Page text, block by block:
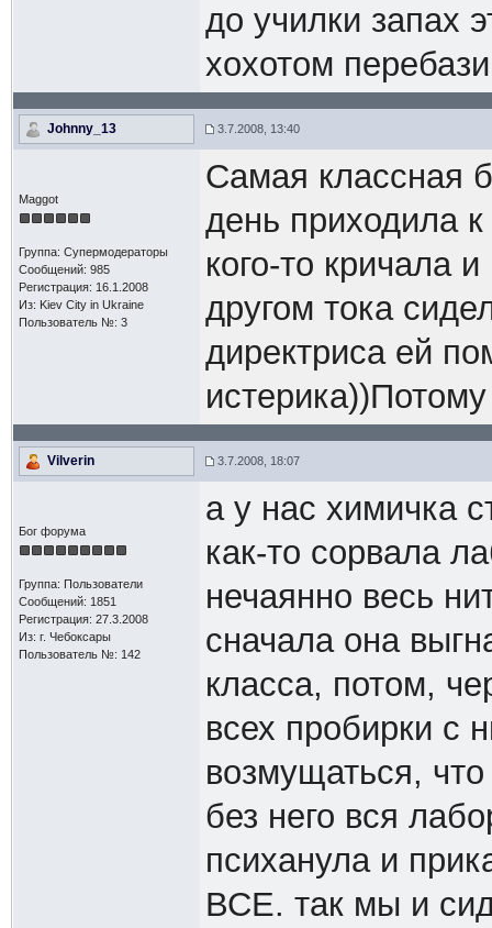
до училки запах
хохотом
Johnny_13 3.7.2008, 13:40
Maggot
Группа: Супермодераторы
Сообщений: 985
Регистрация: 16.1.2008
Из: Kiev Сity in Ukraine
Пользователь №: 3
Самая классная
день приходила
кого-то кричала
другом тока
директриса ей
Vilverin 3.7.2008, 18:07
Бог форума
Группа: Пользователи
Сообщений: 1851
Регистрация: 27.3.2008
Из: г. Чебоксары
Пользователь №: 142
а у нас химичка
как-то сорвала
нечаянно весь
сначала она
класса, потом,
всех пробирки с
возмущаться,
без него вся
психанула и
ВСЕ. так мы и